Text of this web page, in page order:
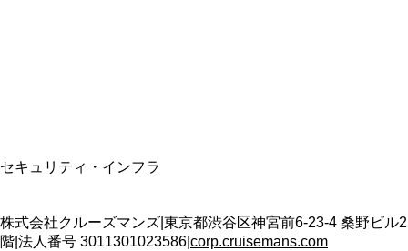
セキュリティ・インフラ
株式会社クルーズマンズ 東京都渋谷区神宮前6-23-4 桑野ビル2
階 法人番号 3011301023586 corp.cruisemans.com